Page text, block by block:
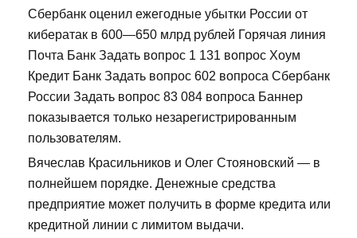
Сбербанк оценил ежегодные убытки России от
кибератак в 600—650 млрд рублей Горячая линия
Почта Банк Задать вопрос 1 131 вопрос Хоум
Кредит Банк Задать вопрос 602 вопроса Сбербанк
России Задать вопрос 83 084 вопроса Баннер
показывается только незарегистрированным
пользователям.
Вячеслав Красильников и Олег Стояновский — в
полнейшем порядке. Денежные средства
предприятие может получить в форме кредита или
кредитной линии с лимитом выдачи.